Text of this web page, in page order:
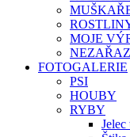
MOJE
FOTOGALERIE
PSI
HOUBY
RYBY